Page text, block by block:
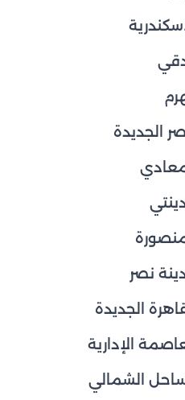
الجديدة
نصر
الجديدة
الإدارية
الشمالي